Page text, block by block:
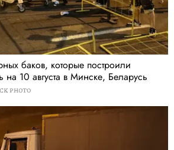
баков, которые построили
на 10 августа в Минске, Беларусь
PHOTO